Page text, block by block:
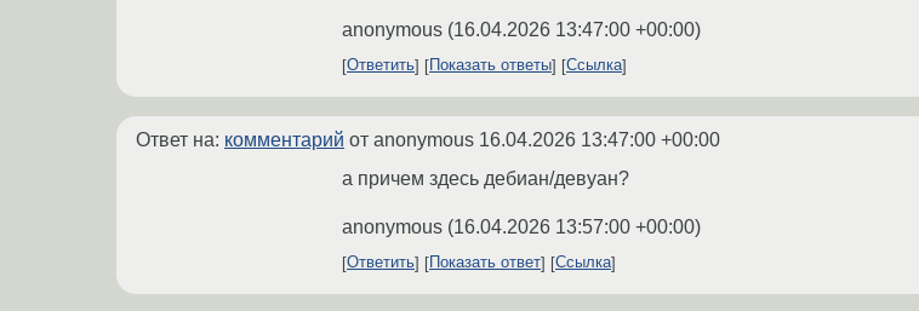
anonymous (16.04.2026 13:47:00 +00:00)
Ответить Показать ответы Ссылка
Ответ на: комментарий от anonymous 16.04.2026 13:47:00 +00:00
а причем здесь дебиан/девуан?
anonymous (16.04.2026 13:57:00 +00:00)
Ответить Показать ответ Ссылка